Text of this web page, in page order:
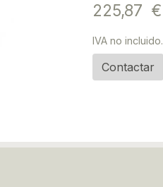
225,87 €
IVA no incluido.
Contactar